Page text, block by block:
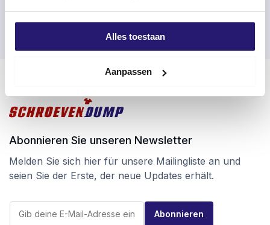
Alles toestaan
Aanpassen
An Werktagen vor 17:00 Uhr bestellt, noch am selben Tag
versandt
Einfache Rückgabe innerhalb von 100 Tagen
Abonnieren Sie unseren Newsletter
Melden Sie sich hier für unsere Mailingliste an und
seien Sie der Erste, der neue Updates erhält.
E
Abonnieren